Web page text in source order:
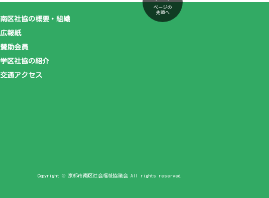
ページの
先頭へ
南区社協の概要・組織
広報紙
賛助会員
学区社協の紹介
交通アクセス
Copyright © 京都市南区社会福祉協議会 All rights reserved.